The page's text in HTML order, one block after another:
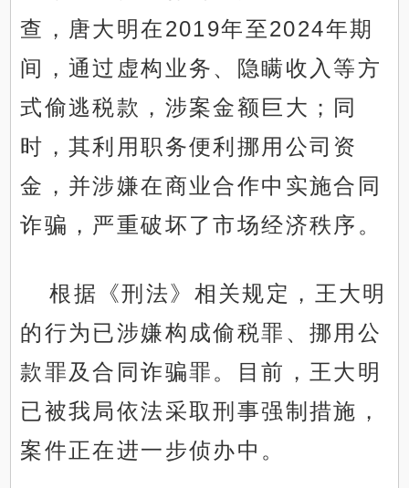
查，唐大明在2019年至2024年期
间，通过虚构业务、隐瞒收入等方
式偷逃税款，涉案金额巨大；同
时，其利用职务便利挪用公司资
金，并涉嫌在商业合作中实施合同
诈骗，严重破坏了市场经济秩序。
根据《刑法》相关规定，王大明
的行为已涉嫌构成偷税罪、挪用公
款罪及合同诈骗罪。目前，王大明
已被我局依法采取刑事强制措施，
案件正在进一步侦办中。